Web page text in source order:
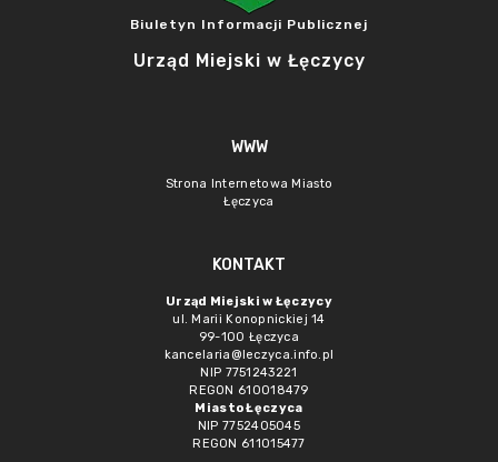
Biuletyn Informacji Publicznej
Urząd Miejski w Łęczycy
WWW
Strona Internetowa Miasto
Łęczyca
KONTAKT
Urząd Miejski w Łęczycy
ul. Marii Konopnickiej 14
99-100 Łęczyca
kancelaria@leczyca.info.pl
NIP 7751243221
REGON 610018479
Miasto Łęczyca
NIP 7752405045
REGON 611015477